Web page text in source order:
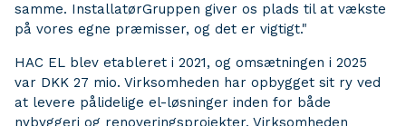
samme. InstallatørGruppen giver os plads til at vækste
på vores egne præmisser, og det er vigtigt."
HAC EL blev etableret i 2021, og omsætningen i 2025
var DKK 27 mio. Virksomheden har opbygget sit ry ved
at levere pålidelige el-løsninger inden for både
nybyggeri og renoveringsprojekter. Virksomheden